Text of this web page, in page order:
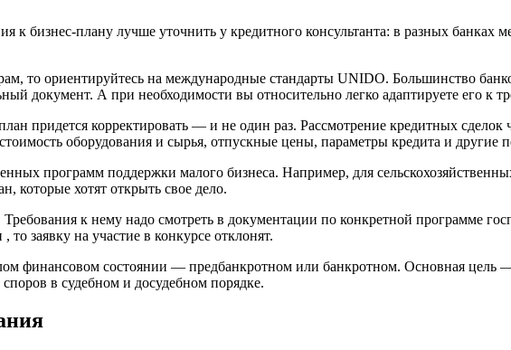
к бизнес-плану лучше уточнить у кредитного консультанта: в разных банках
то ориентируйтесь на международные стандарты UNIDO. Большинство
документ. А при необходимости вы относительно легко адаптируете его к
придется корректировать — и не один раз. Рассмотрение кредитных сделок
оборудования и сырья, отпускные цены, параметры кредита и другие
программ поддержки малого бизнеса. Например, для
которые хотят открыть свое дело.
к нему надо смотреть в документации по конкретной программе
заявку на участие в конкурсе отклонят.
финансовом состоянии — предбанкротном или банкротном. Основная цель
в судебном и досудебном порядке.